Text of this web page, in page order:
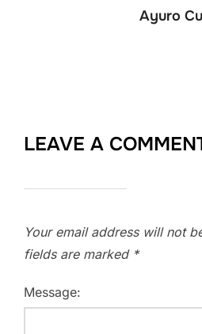
Ayuro
LEAVE A
Your email address will not
fields are marked *
Message: